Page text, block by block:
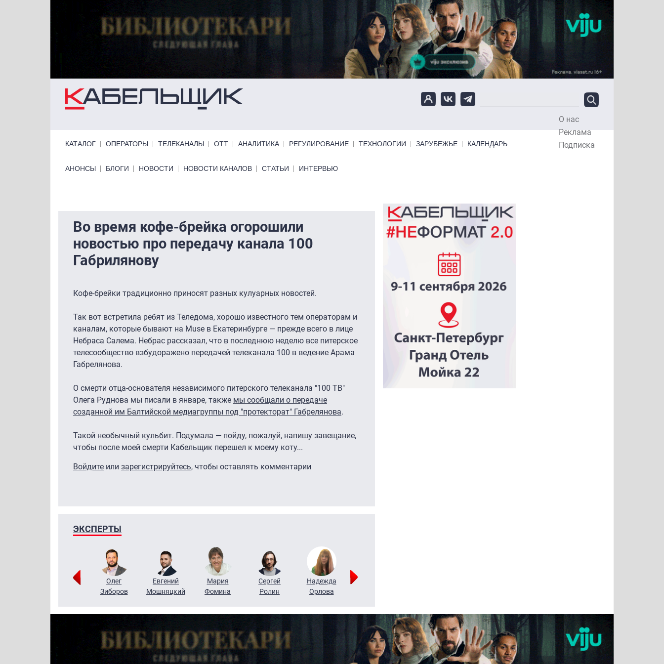
О нас
Реклама
Подписка
КАТАЛОГ ОПЕРАТОРЫ ТЕЛЕКАНАЛЫ ОТТ АНАЛИТИКА РЕГУЛИРОВАНИЕ ТЕХНОЛОГИИ ЗАРУБЕЖЬЕ КАЛЕНДАРЬ
Primary links bottom
АНОНСЫ БЛОГИ НОВОСТИ НОВОСТИ КАНАЛОВ СТАТЬИ ИНТЕРВЬЮ
Во время кофе-брейка огорошили
новостью про передачу канала 100
Габрилянову
Кофе-брейки традиционно приносят разных кулуарных новостей.
Так вот встретила ребят из Теледома, хорошо известного тем операторам и
каналам, которые бывают на Muse в Екатеринбурге — прежде всего в лице
Небраса Салема. Небрас рассказал, что в последнюю неделю все питерское
телесообщество взбудоражено передачей телеканала 100 в ведение Арама
Габрелянова.
О смерти отца-основателя независимого питерского телеканала "100 ТВ"
Олега Руднова мы писали в январе, также мы сообщали о передаче
созданной им Балтийской медиагруппы под "протекторат" Габрелянова.
Такой необычный кульбит. Подумала — пойду, пожалуй, напишу завещание,
чтобы после моей смерти Кабельщик перешел к моему коту...
Войдите или зарегистрируйтесь, чтобы оставлять комментарии
ЭКСПЕРТЫ
Григорий
Олег
Зиборов
Евгений
Мошняцкий
Мария
Фомина
Сергей
Ролин
Надежда
Орлова